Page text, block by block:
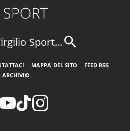
Sport...
MAPPA DEL SITO
FEED RSS
ARCHIVIO